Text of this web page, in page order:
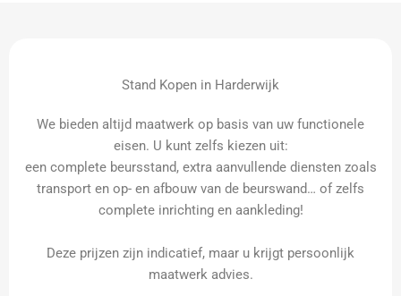
Stand Kopen in Harderwijk
We bieden altijd maatwerk op basis van uw functionele
eisen. U kunt zelfs kiezen uit:
een complete beursstand, extra aanvullende diensten zoals
transport en op- en afbouw van de beurswand… of zelfs
complete inrichting en aankleding!
Deze prijzen zijn indicatief, maar u krijgt persoonlijk
maatwerk advies.